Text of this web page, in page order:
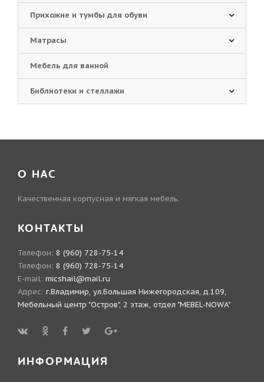
Прихожие и тумбы для обуви
Матрасы
Мебель для ванной
Библиотеки и стеллажи
О НАС
Качественная корпусная и мягкая мебель.
КОНТАКТЫ
Телефон: 8 (960) 728-75-14
Телефон: 8 (960) 728-75-14
E-mail: micshail@mail.ru
Адрес: г.Владимир, ул.Большая Нижегородская, д.109,
Мебельный центр "Остров", 2 этаж, отдел "MEBEL-NOWA"
ИНФОРМАЦИЯ